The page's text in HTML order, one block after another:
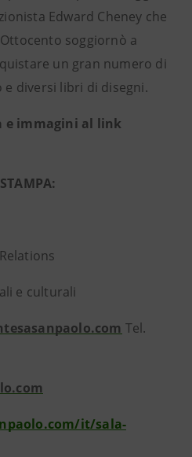
Edward Cheney che
soggiornò a
un gran numero di
diversi libri di disegni.
e immagini al link
e culturali
Tel.
it/sala-